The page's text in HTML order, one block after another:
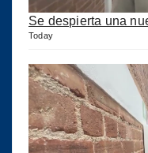
Today